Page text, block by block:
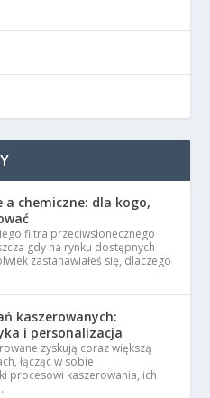
chemiczne: dla kogo,
filtra przeciwsłonecznego
gdy na rynku dostępnych
zastanawiałeś się, dlaczego
kaszerowanych:
i personalizacja
zyskują coraz większą
łącząc w sobie
procesowi kaszerowania, ich